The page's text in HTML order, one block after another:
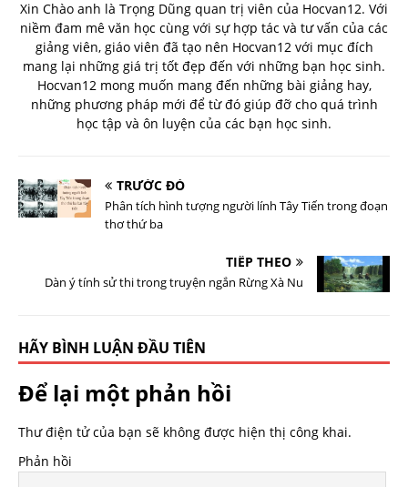
Xin Chào anh là Trọng Dũng quan trị viên của Hocvan12. Với
niềm đam mê văn học cùng với sự hợp tác và tư vấn của các
giảng viên, giáo viên đã tạo nên Hocvan12 với mục đích
mang lại những giá trị tốt đẹp đến với những bạn học sinh.
Hocvan12 mong muốn mang đến những bài giảng hay,
những phương pháp mới để từ đó giúp đỡ cho quá trình
học tập và ôn luyện của các bạn học sinh.
TRƯỚC ĐÓ
Phân tích hình tượng người lính Tây Tiến trong đoạn
thơ thứ ba
TIẾP THEO
Dàn ý tính sử thi trong truyện ngắn Rừng Xà Nu
HÃY BÌNH LUẬN ĐẦU TIÊN
Để lại một phản hồi
Thư điện tử của bạn sẽ không được hiện thị công khai.
Phản hồi